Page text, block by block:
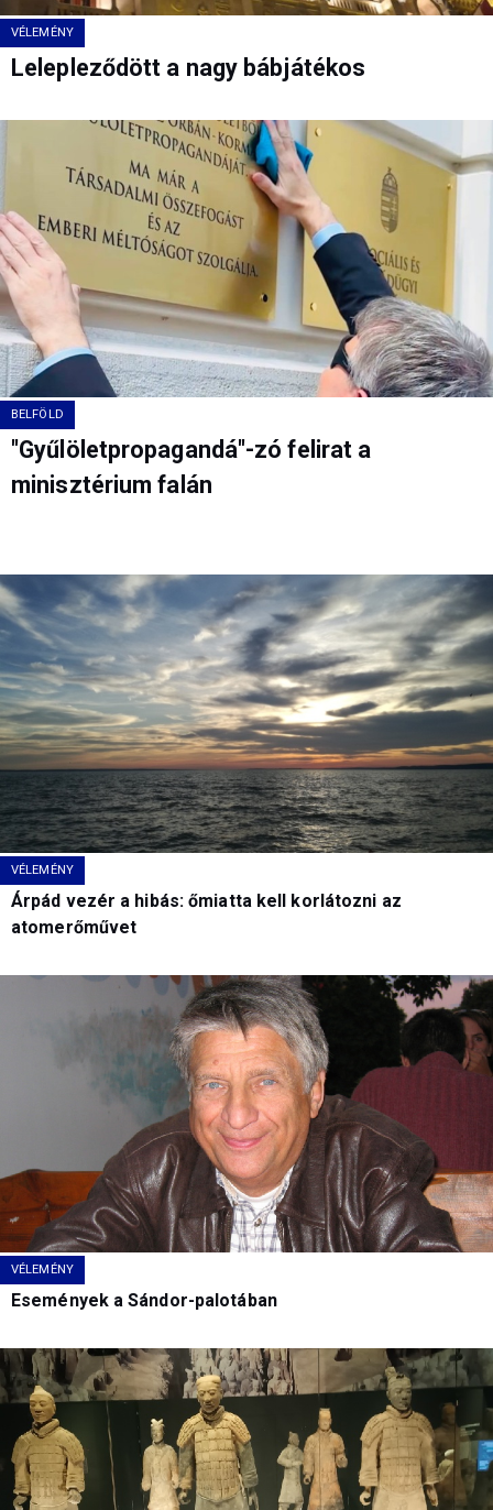
VÉLEMÉNY
Lelepleződött a nagy bábjátékos
BELFÖLD
"Gyűlöletpropagandá"-zó felirat a
minisztérium falán
VÉLEMÉNY
Árpád vezér a hibás: őmiatta kell korlátozni az
atomerőművet
VÉLEMÉNY
Események a Sándor-palotában